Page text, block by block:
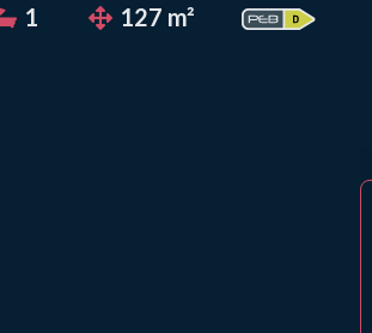
1 127 m²